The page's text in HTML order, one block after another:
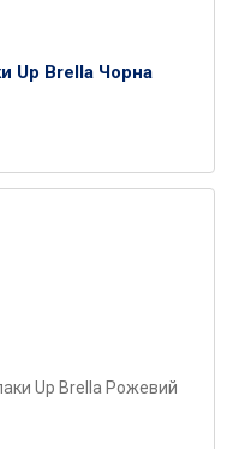
Up Brella Чорна